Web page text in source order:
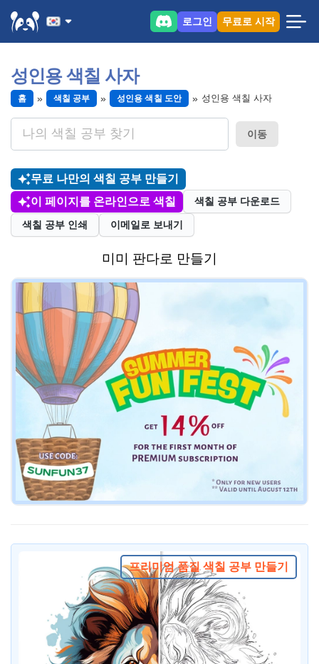
로그인 무료로 시작
성인용 색칠 사자
홈 색칠 공부 성인용 색칠 도안 성인용 색칠 사자
이동
무료 나만의 색칠 공부 만들기
이 페이지를 온라인으로 색칠
색칠 공부 다운로드
색칠 공부 인쇄 이메일로 보내기
미미 판다로 만들기
프리미엄 품질 색칠 공부 만들기